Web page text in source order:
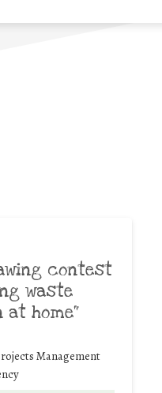
contest
waste
home“
Management